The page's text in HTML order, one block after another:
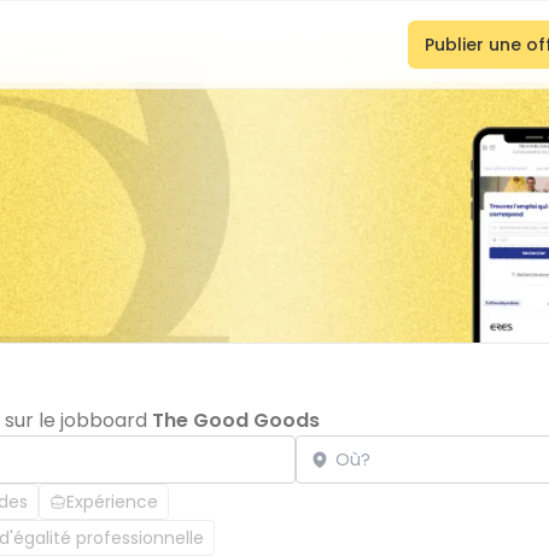
Publier une
le jobboard The Good Goods
Localisation
Expérience
professionnelle